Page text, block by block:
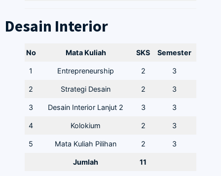
Desain Interior
No Mata Kuliah SKS Semester
1 Entrepreneurship 2 3
2 Strategi Desain 2 3
3 Desain Interior Lanjut 2 3 3
4 Kolokium 2 3
5 Mata Kuliah Pilihan 2 3
Jumlah 11